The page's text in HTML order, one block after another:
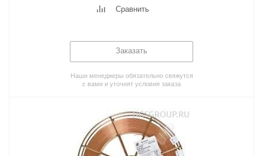
Сравнить
Заказать
Наши менеджеры обязательно свяжутся
с вами и уточнят условия заказа